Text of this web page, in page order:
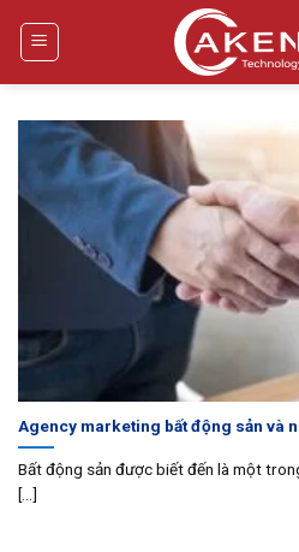
Agency marketing bất động sản và
Bất động sản được biết đến là một
[...]